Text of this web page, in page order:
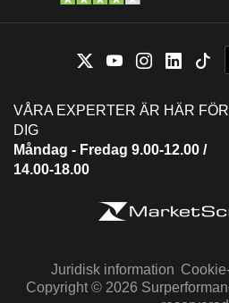
VÅRA EXPERTER ÄR HÄR FÖR
DIG
Måndag - Fredag 9.00-12.00 /
14.00-18.00
Juridisk information
Copyright © 2026